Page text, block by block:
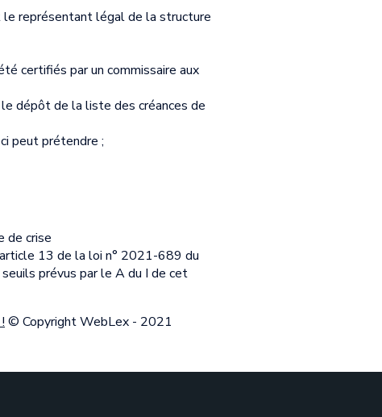
le représentant légal de la structure
certifiés par un commissaire aux
dépôt de la liste des créances de
peut prétendre ;
de crise
13 de la loi n° 2021-689 du
prévus par le A du I de cet
© Copyright WebLex - 2021